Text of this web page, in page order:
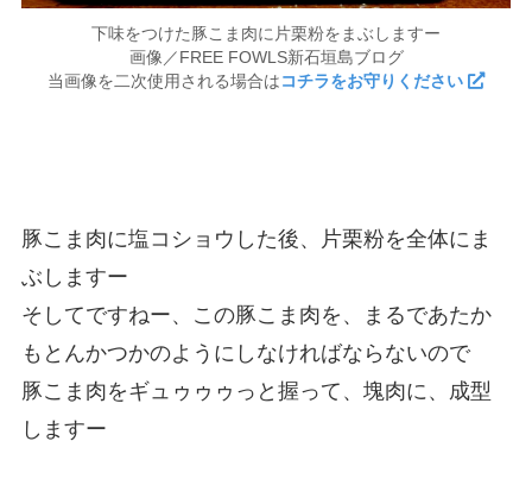
下味をつけた豚こま肉に片栗粉をまぶしますー
画像／FREE FOWLS新石垣島ブログ
当画像を二次使用される場合はコチラをお守りください
豚こま肉に塩コショウした後、片栗粉を全体にま
ぶしますー
そしてですねー、この豚こま肉を、まるであたか
もとんかつかのようにしなければならないので
豚こま肉をギュゥゥゥっと握って、塊肉に、成型
しますー